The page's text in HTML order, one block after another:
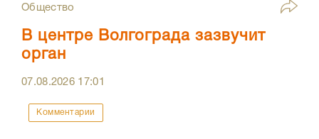
Общество
В центре Волгограда зазвучит
орган
07.08.2026 17:01
Комментарии